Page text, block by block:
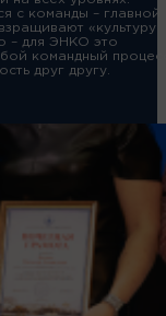
с команды – главной
«культуру
– для ЭНКО это
командный
друг другу.